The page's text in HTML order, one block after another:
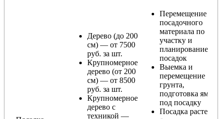
Дерево (до 200
см) — от 7500
руб. за шт.
Крупномерное
дерево (от 200
см) — от 8500
руб. за шт.
Крупномерное
дерево с
техникой —
Перемещение
посадочного
материала по
участку и
планирование
посадок
Выемка и
перемещение
грунта,
подготовка ямы
под посадку
Посадка растения